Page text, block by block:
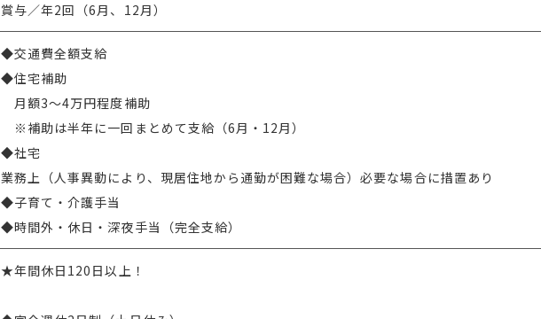
賞与／年2回（6月、12月）
◆交通費全額支給
◆住宅補助
月額3～4万円程度補助
※補助は半年に一回まとめて支給（6月・12月）
◆社宅
業務上（人事異動により、現居住地から通勤が困難な場合）必要な場合に措置あり
◆子育て・介護手当
◆時間外・休日・深夜手当（完全支給）
★年間休日120日以上！